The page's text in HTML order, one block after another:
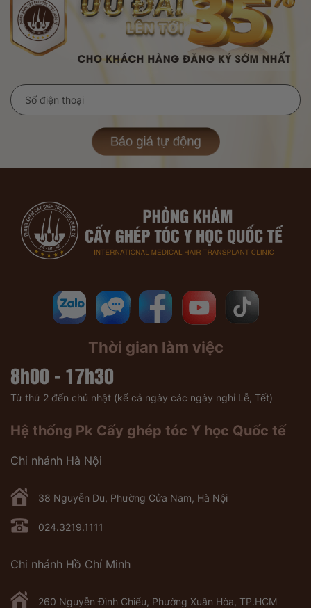
Báo giá tự động
Thời gian làm việc
8h00 - 17h30
Từ thứ 2 đến chủ nhật (kể cả ngày các ngày nghỉ Lễ, Tết)
Hệ thống Pk Cấy ghép tóc Y học Quốc tế
Chi nhánh Hà Nội
38 Nguyễn Du, Phường Cửa Nam, Hà Nội
024.3219.1111
Chi nhánh Hồ Chí Minh
260 Nguyễn Đình Chiểu, Phường Xuân Hòa, TP.HCM